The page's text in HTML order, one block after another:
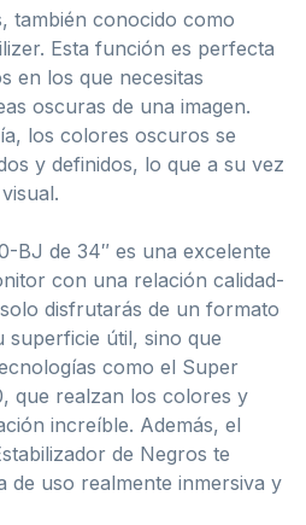
también conocido como
Esta función es perfecta
en los que necesitas
oscuras de una imagen.
los colores oscuros se
y definidos, lo que a su vez
BJ de 34″ es una excelente
con una relación calidad-
disfrutarás de un formato
superficie útil, sino que
como el Super
que realzan los colores y
increíble. Además, el
de Negros te
de uso realmente inmersiva y